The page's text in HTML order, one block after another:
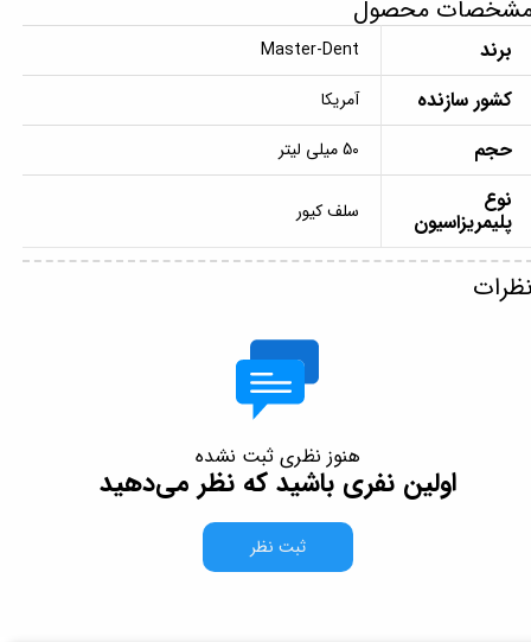
محصول
برند Master-Dent
کشور سازنده آمریکا
حجم 50 میلی لیتر
نوع
پلیمریزاسیون سلف کیور
هنوز نظری ثبت نشده
اولین نفری باشید که نظر می‌دهید
ثبت نظر